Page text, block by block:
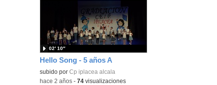
Hello Song - 5 años A
la
subido porCp iplacea alcala
02′ 10″
-hace 2 años -74 visualizaciones